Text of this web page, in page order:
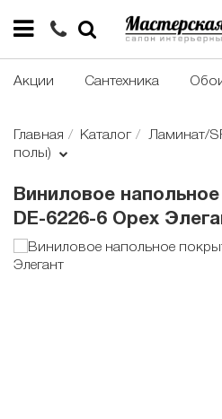
Акции Сантехника
Главная Каталог Ламинат/
полы)
Виниловое
DE-6226-6 Орех